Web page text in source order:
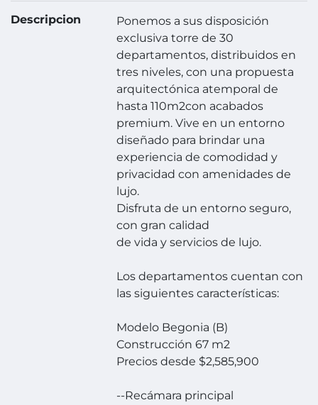
Descripcion
Ponemos a sus disposición
exclusiva torre de 30
departamentos, distribuidos en
tres niveles, con una propuesta
arquitectónica atemporal de
hasta 110m2con acabados
premium. Vive en un entorno
diseñado para brindar una
experiencia de comodidad y
privacidad con amenidades de
lujo.
Disfruta de un entorno seguro,
con gran calidad
de vida y servicios de lujo.
Los departamentos cuentan con
las siguientes características:
Modelo Begonia (B)
Construcción 67 m2
Precios desde $2,585,900
--Recámara principal